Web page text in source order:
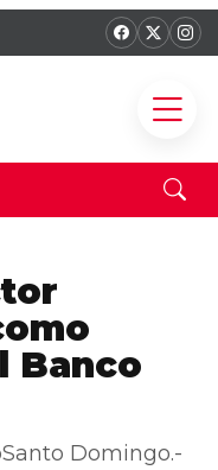
Banco
Domingo.-